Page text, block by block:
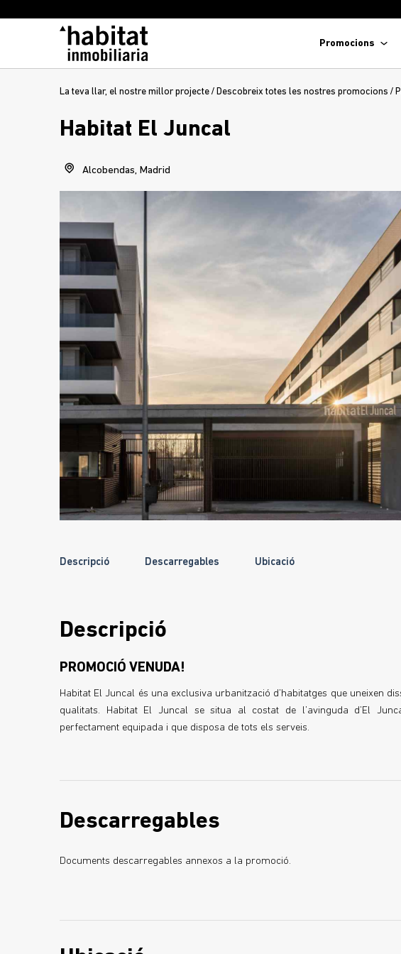
Promocions
La teva llar, el nostre millor projecte / Descobreix totes les nostres promocions /
Habitat El Juncal
Alcobendas, Madrid
Descripció Descarregables Ubicació
Descripció
PROMOCIÓ VENUDA!
Habitat El Juncal és una exclusiva urbanització d’habitatges que uneixen
qualitats. Habitat El Juncal se situa al costat de l’avinguda d’El
perfectament equipada i que disposa de tots els serveis.
Descarregables
Documents descarregables annexos a la promoció.